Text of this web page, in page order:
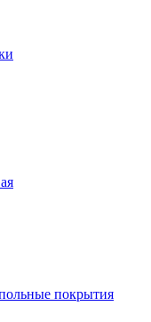
покрытия